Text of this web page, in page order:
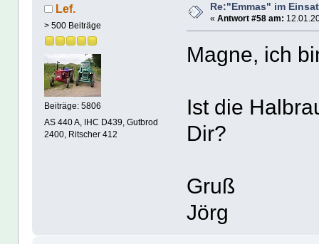
Lef.
> 500 Beiträge
Beiträge: 5806
AS 440 A, IHC D439, Gutbrod
2400, Ritscher 412
Re:"Emmas" im
« Antwort #58 am:
Magne, ich
Ist die
Dir?
Gruß
Jörg